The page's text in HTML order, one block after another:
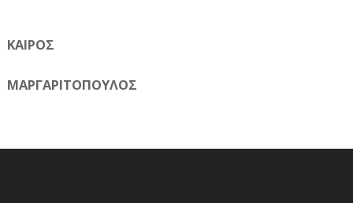
ΚΑΙΡΟΣ
ΜΑΡΓΑΡΙΤΟΠΟΥΛΟΣ